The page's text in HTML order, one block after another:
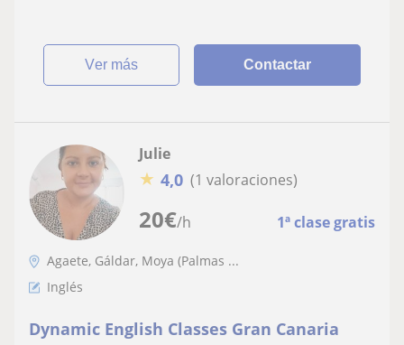
ver más Contactar
20€/h 1ª clase gratis
Julie
★ 4,0 (1 valoraciones)
Agaete, Gáldar, Moya (Palmas ...
Inglés
Dynamic English Classes Gran Canaria